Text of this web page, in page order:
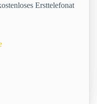
Ersttelefonat